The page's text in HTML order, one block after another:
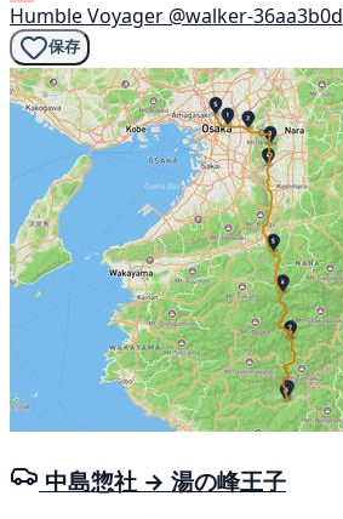
Humble Voyager @walker-36aa3b0d
保存
中島惣社 → 湯の峰王子